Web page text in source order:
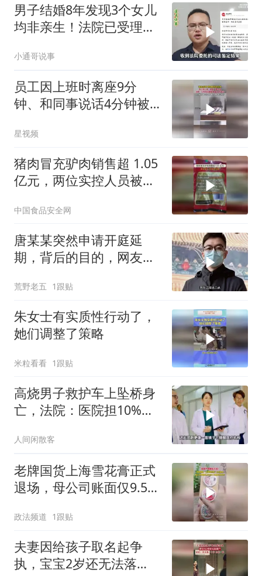
男子结婚8年发现3个女儿
均非亲生！法院已受理案
小通哥说事
员工因上班时离座9分
钟、和同事说话4分钟被
星视频
猪肉冒充驴肉销售超 1.05
亿元，两位实控人员被判
中国食品安全网
唐某某突然申请开庭延
期，背后的目的，网友总
荒野老五 1跟贴
朱女士有实质性行动了，
她们调整了策略
米粒看看 1跟贴
高烧男子救护车上坠桥身
亡，法院：医院担10%责
人间闲散客
老牌国货上海雪花膏正式
退场，母公司账面仅9.58
政法频道 1跟贴
夫妻因给孩子取名起争
执，宝宝2岁还无法落